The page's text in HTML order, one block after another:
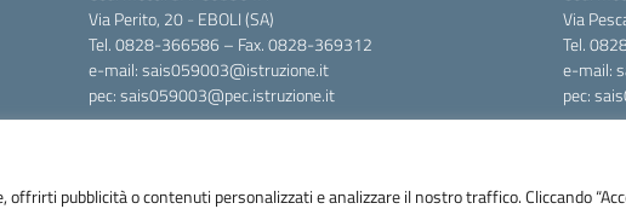
pubblicità o contenuti personalizzati e analizzare il nostro traffico. Cliccando
Via Perito, 20 - EBOLI (SA)
Tel. 0828-366586 – Fax. 0828-369312
e-mail: sais059003@istruzione.it
pec: sais059003@pec.istruzione.it
Via
Tel.
e-mail:
pec: